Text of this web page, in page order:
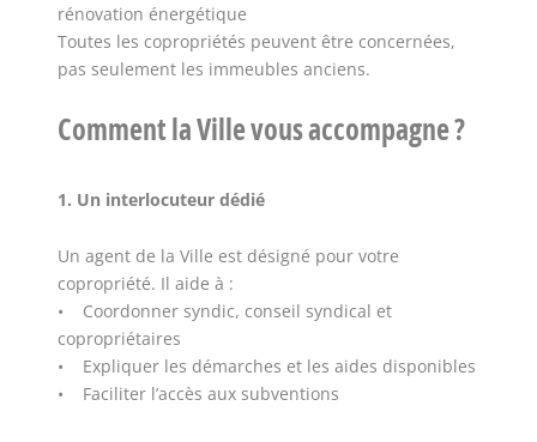
rénovation énergétique
Toutes les copropriétés peuvent être concernées,
pas seulement les immeubles anciens.
Comment la Ville vous accompagne ?
1. Un interlocuteur dédié
Un agent de la Ville est désigné pour votre
copropriété. Il aide à :
• Coordonner syndic, conseil syndical et
copropriétaires
• Expliquer les démarches et les aides disponibles
• Faciliter l’accès aux subventions